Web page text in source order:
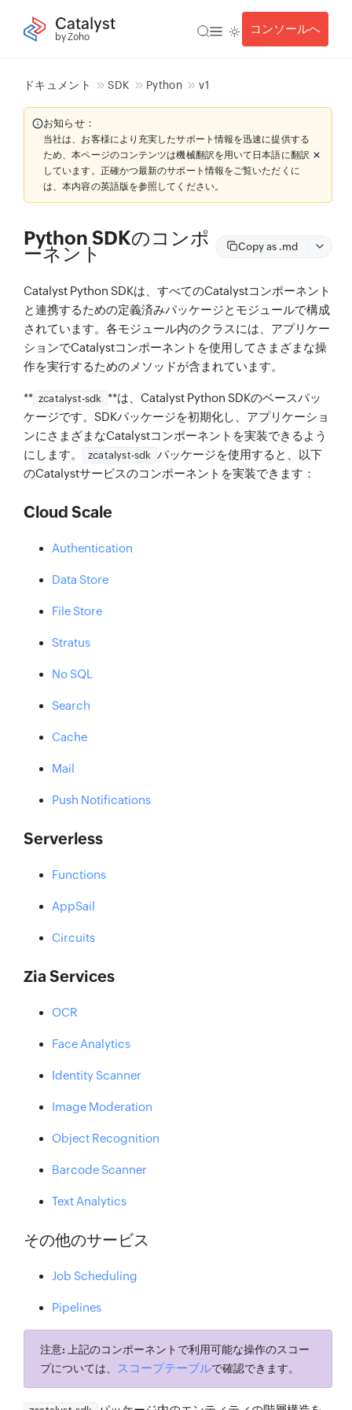
Catalyst
by Zoho
コンソールへ
ドキュメント SDK Python v1
お知らせ：
当社は、お客様により充実したサポート情報を迅速に提供する
ため、本ページのコンテンツは機械翻訳を用いて日本語に翻訳
しています。正確かつ最新のサポート情報をご覧いただくに
は、本内容の英語版を参照してください。
Python SDKのコンポ
ーネント Copy as .md
Catalyst Python SDKは、すべてのCatalystコンポーネント
と連携するための定義済みパッケージとモジュールで構成
されています。各モジュール内のクラスには、アプリケー
ションでCatalystコンポーネントを使用してさまざまな操
作を実行するためのメソッドが含まれています。
** zcatalyst-sdk **は、Catalyst Python SDKのベースパッ
ケージです。SDKパッケージを初期化し、アプリケーショ
ンにさまざまなCatalystコンポーネントを実装できるよう
にします。
zcatalyst-sdk パッケージを使用すると、以下
のCatalystサービスのコンポーネントを実装できます：
Cloud Scale
Authentication
Data Store
File Store
Stratus
No SQL
Search
Cache
Mail
Push Notifications
Serverless
Functions
AppSail
Circuits
Zia Services
OCR
Face Analytics
Identity Scanner
Image Moderation
Object Recognition
Barcode Scanner
Text Analytics
その他のサービス
Job Scheduling
Pipelines
注意: 上記のコンポーネントで利用可能な操作のスコー
プについては、
スコープテーブルで確認できます。